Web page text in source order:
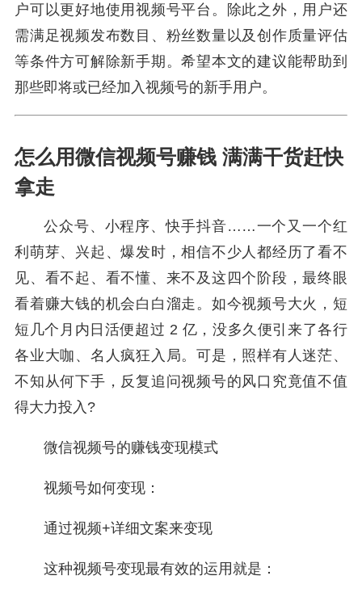
户可以更好地使用视频号平台。除此之外，用户还
需满足视频发布数目、粉丝数量以及创作质量评估
等条件方可解除新手期。希望本文的建议能帮助到
那些即将或已经加入视频号的新手用户。
怎么用微信视频号赚钱 满满干货赶快
拿走
公众号、小程序、快手抖音……一个又一个红
利萌芽、兴起、爆发时，相信不少人都经历了看不
见、看不起、看不懂、来不及这四个阶段，最终眼
看着赚大钱的机会白白溜走。如今视频号大火，短
短几个月内日活便超过 2 亿，没多久便引来了各行
各业大咖、名人疯狂入局。可是，照样有人迷茫、
不知从何下手，反复追问视频号的风口究竟值不值
得大力投入?
微信视频号的赚钱变现模式
视频号如何变现：
通过视频+详细文案来变现
这种视频号变现最有效的运用就是：